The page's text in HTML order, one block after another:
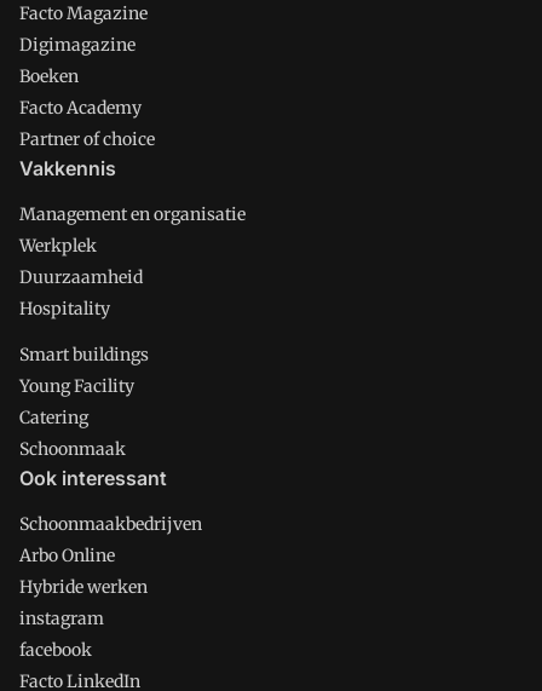
Facto Magazine
Digimagazine
Boeken
Facto Academy
Partner of choice
Vakkennis
Management en organisatie
Werkplek
Duurzaamheid
Hospitality
Smart buildings
Young Facility
Catering
Schoonmaak
Ook interessant
Schoonmaakbedrijven
Arbo Online
Hybride werken
instagram
facebook
Facto LinkedIn